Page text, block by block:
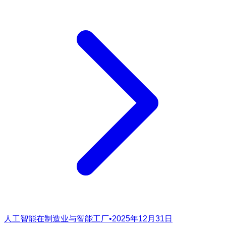
人工智能在制造业与智能工厂•2025年12月31日